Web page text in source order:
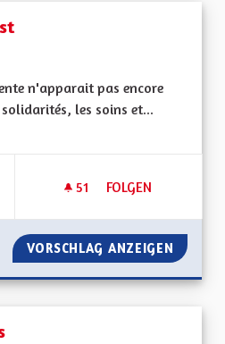
n'apparait pas encore
les soins et...
51 51 FOLLOWER
FOLGEN
SORTIR DU GRAND
VORSCHLAG ANZEIGEN